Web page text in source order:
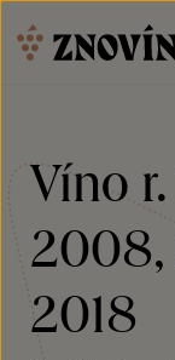
Víno
2008,
2018